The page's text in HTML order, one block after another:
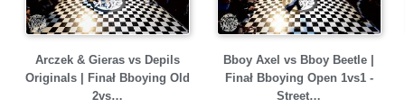
Arczek & Gieras vs Depils
Originals | Finał Bboying Old
2vs…
Bboy Axel vs Bboy Beetle |
Finał Bboying Open 1vs1 -
Street…